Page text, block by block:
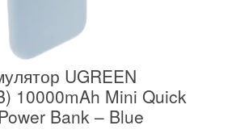
UGREEN
10000mAh Mini Quick
Bank – Blue